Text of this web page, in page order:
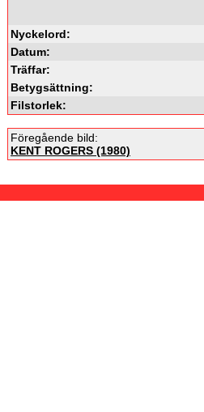
Nyckelord:
Datum:
Träffar:
Betygsättning:
Filstorlek:
Föregående bild:
KENT ROGERS (1980)